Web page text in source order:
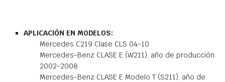
APLICACIÓN EN MODELOS:
Mercedes C219 Clase CLS 04-10
Mercedes-Benz CLASE E (W211), año de producción:
2002-2008
Mercedes-Benz CLASE E Modelo T (S211), año de